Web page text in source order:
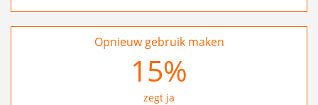
Opnieuw gebruik maken
26%
zegt ja